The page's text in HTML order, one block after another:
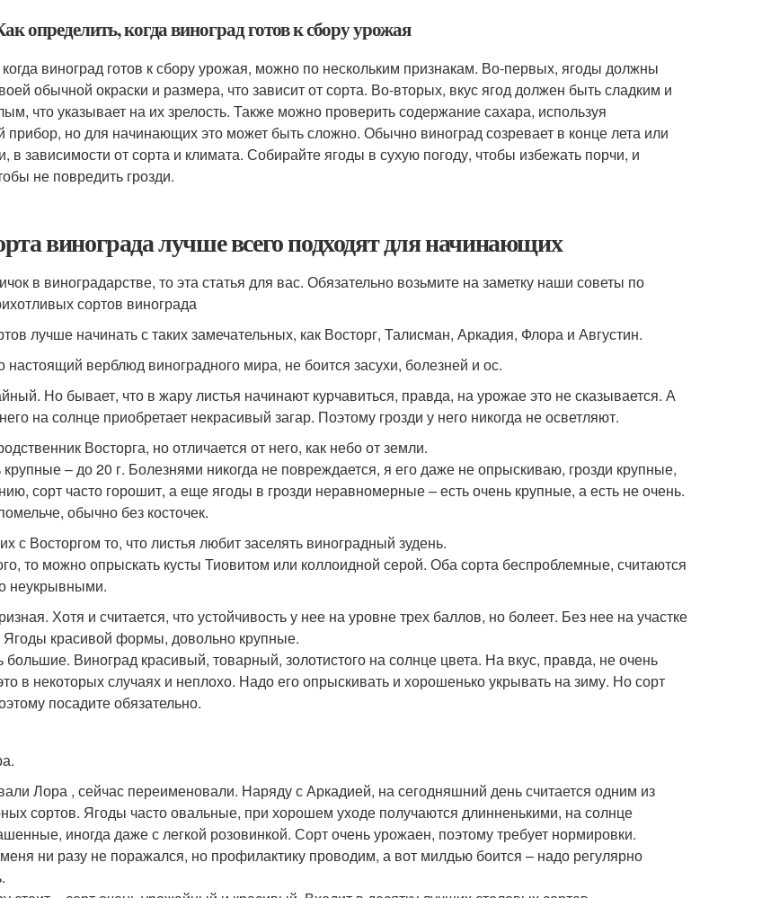
определить, когда виноград готов к сбору урожая
виноград готов к сбору урожая, можно по нескольким признакам. Во-первых, ягоды должны
обычной окраски и размера, что зависит от сорта. Во-вторых, вкус ягод должен быть сладким и
что указывает на их зрелость. Также можно проверить содержание сахара, используя
прибор, но для начинающих это может быть сложно. Обычно виноград созревает в конце лета или
в зависимости от сорта и климата. Собирайте ягоды в сухую погоду, чтобы избежать порчи, и
не повредить грозди.
винограда лучше всего подходят для начинающих
в виноградарстве, то эта статья для вас. Обязательно возьмите на заметку наши советы по
сортов винограда
лучше начинать с таких замечательных, как Восторг, Талисман, Аркадия, Флора и Августин.
настоящий верблюд виноградного мира, не боится засухи, болезней и ос.
Но бывает, что в жару листья начинают курчавиться, правда, на урожае это не сказывается. А
на солнце приобретает некрасивый загар. Поэтому грозди у него никогда не осветляют.
Восторга, но отличается от него, как небо от земли.
– до 20 г. Болезнями никогда не повреждается, я его даже не опрыскиваю, грозди крупные,
сорт часто горошит, а еще ягоды в грозди неравномерные – есть очень крупные, а есть не очень.
обычно без косточек.
с Восторгом то, что листья любит заселять виноградный зудень.
то можно опрыскать кусты Тиовитом или коллоидной серой. Оба сорта беспроблемные, считаются
неукрывными.
Хотя и считается, что устойчивость у нее на уровне трех баллов, но болеет. Без нее на участке
Ягоды красивой формы, довольно крупные.
большие. Виноград красивый, товарный, золотистого на солнце цвета. На вкус, правда, не очень
в некоторых случаях и неплохо. Надо его опрыскивать и хорошенько укрывать на зиму. Но сорт
посадите обязательно.
Лора , сейчас переименовали. Наряду с Аркадией, на сегодняшний день считается одним из
сортов. Ягоды часто овальные, при хорошем уходе получаются длинненькими, на солнце
иногда даже с легкой розовинкой. Сорт очень урожаен, поэтому требует нормировки.
ни разу не поражался, но профилактику проводим, а вот милдью боится – надо регулярно